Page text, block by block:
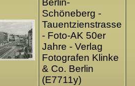
Berlin-
Schöneberg -
Tauentzienstrasse
- Foto-AK 50er
Jahre - Verlag
Fotografen Klinke
& Co. Berlin
(E7711y)